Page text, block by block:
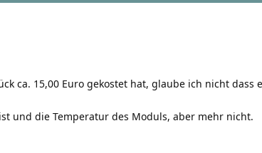
ca. 15,00 Euro gekostet hat, glaube ich nicht dass
und die Temperatur des Moduls, aber mehr nicht.